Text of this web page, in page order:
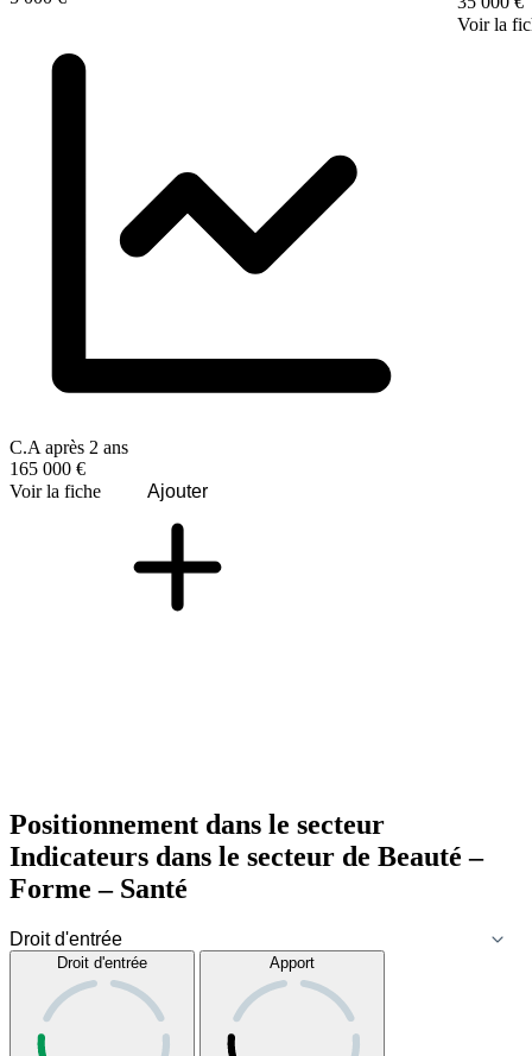
C.A après 2 ans
165 000 €
Voir la fiche
Ajouter
Voir la
Positionnement dans le secteur
Indicateurs dans le secteur de Beauté –
Forme – Santé
Droit d'entrée Apport